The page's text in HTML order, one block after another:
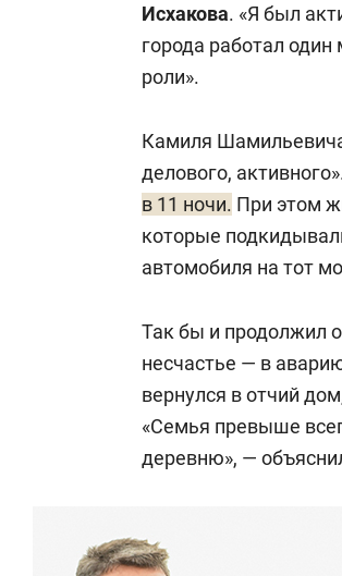
Исхакова. «Я был
города работал
роли».
Камиля
делового,
в 11 ночи. При этом
которые
автомобиля на тот
Так бы и продолжил
несчастье — в
вернулся в отчий
«Семья превыше
деревню», —